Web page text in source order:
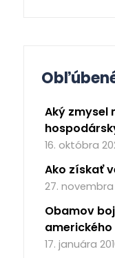
Aký zmysel
16. októbra
Ako získať
27.
Obamov
17. januára